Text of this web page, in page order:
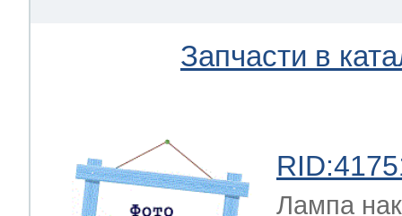
Запчасти в
Лампа